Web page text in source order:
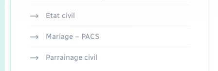
Etat civil
Mariage – PACS
Parrainage civil